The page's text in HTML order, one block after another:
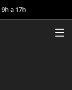
a 17h